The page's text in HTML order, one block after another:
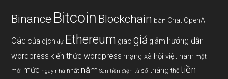
Binance Bitcoin Blockchain bàn Chat OpenAI
Các của dịch dự Ethereum giao giả giảm hướng dẫn
wordpress kiến thức wordpress mạng xã hội việt nam mật
mới mức ngay nhà nhất năm Sàn tiền điện tử số tháng thế tiền